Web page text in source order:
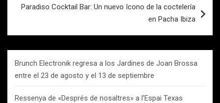
Paradiso Cocktail Bar: Un nuevo Icono de la coctelería
en Pacha Ibiza
Brunch Electronik regresa a los Jardines de Joan Brossa
entre el 23 de agosto y el 13 de septiembre
Ressenya de «Després de nosaltres» a l’Espai Texas